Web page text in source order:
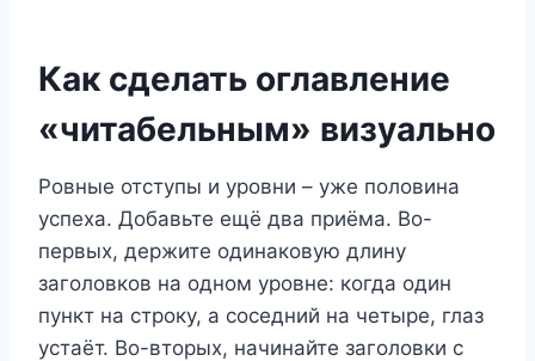
Как сделать оглавление
«читабельным» визуально
Ровные отступы и уровни – уже половина
успеха. Добавьте ещё два приёма. Во-
первых, держите одинаковую длину
заголовков на одном уровне: когда один
пункт на строку, а соседний на четыре, глаз
устаёт. Во-вторых, начинайте заголовки с